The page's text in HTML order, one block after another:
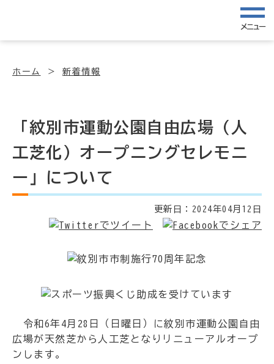
メニュー
ホーム 新着情報
「紋別市運動公園自由広場（人
工芝化）オープニングセレモニ
ー」について
更新日： 2024年04月12日
令和6年4月28日（日曜日）に紋別市運動公園自由
広場が天然芝から人工芝となりリニューアルオープ
ンします。